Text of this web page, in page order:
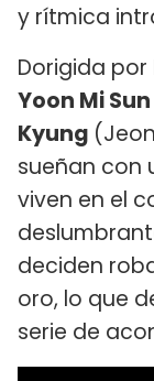
y rítmica
Dorigida por
Yoon Mi Sun
Kyung
sueñan con
viven en el
deciden
oro, lo que
serie de